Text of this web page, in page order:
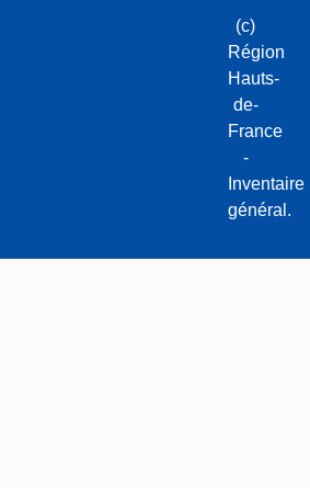
(c)
Région
Hauts-
de-
France
-
Inventaire
général.